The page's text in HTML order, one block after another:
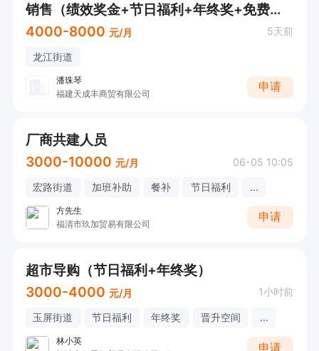
销售（绩效奖金+节日福利+年终奖+免费培训+晋升空间）
4000-8000 元/月 5天前
龙江街道
潘珠琴
福建天成丰商贸有限公司
申请
厂商共建人员
3000-10000 元/月 06-05 10:05
宏路街道 加班补助 餐补 节日福利 ...
方先生
福清市玖加贸易有限公司
申请
超市导购（节日福利+年终奖）
3000-4000 元/月 1小时前
玉屏街道 节日福利 年终奖 晋升空间 ...
林小英
申请